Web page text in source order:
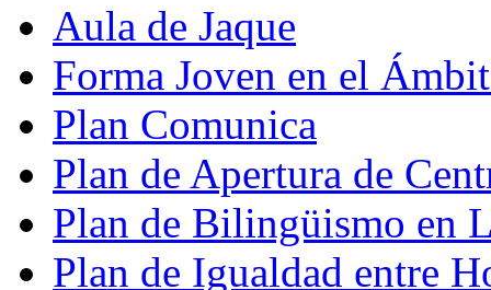
Aula de Jaque
Forma Joven en el
Plan Comunica
Plan de Apertura de
Plan de Bilingüismo en
Plan de Igualdad entre